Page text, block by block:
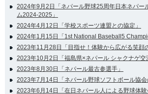
2024年9月2日「ネパール野球25周年日本ネパー
ム2024-2025」
2024年4月12日「学校スポーツ連盟との協定」
2024年1月15日「1st National Baseball5
2023年11月28日「目指せ！体験から広がる笑顔
2023年10月2日「福島県×ネパール シャクナゲ交
2023年8月30日「ネパール最古参選手」
2023年7月14日「ネパール野球ソフトボール協会
2023年6月14日「在日ネパール人による野球体験